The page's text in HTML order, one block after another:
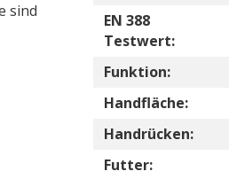
sind
EN 388
Testwert:
Funktion:
Handfläche:
Handrücken:
Futter: